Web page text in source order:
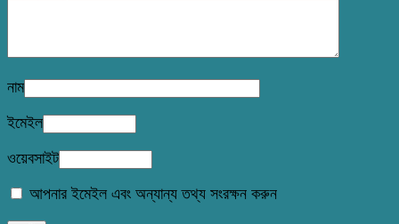
নাম
ইমেইল
ওয়েবসাইট
আপনার ইমেইল এবং অন্যান্য তথ্য সংরক্ষন করুন